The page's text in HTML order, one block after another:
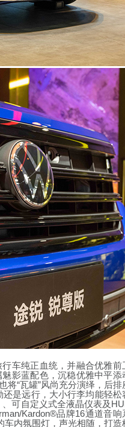
车纯正血统，并融合优雅前
影蓝配色，沉稳优雅中平添
将“瓦罐”风尚充分演绎，后排
是远行，大小行李均能轻松
可自定义式全液晶仪表及
Kardon®品牌16通道音响
车内氛围灯，声光相随，打造